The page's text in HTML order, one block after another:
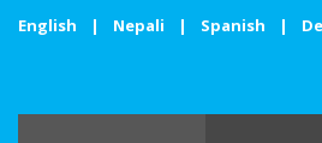
English | Nepali | Spanish |